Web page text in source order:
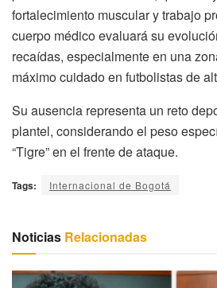
fortalecimiento muscular y trabajo
cuerpo médico evaluará su
recaídas, especialmente en una
máximo cuidado en futbolistas de
Su ausencia representa un reto
plantel, considerando el peso
“Tigre” en el frente de ataque.
Tags: Internacional de Bogotá
Noticias Relacionadas